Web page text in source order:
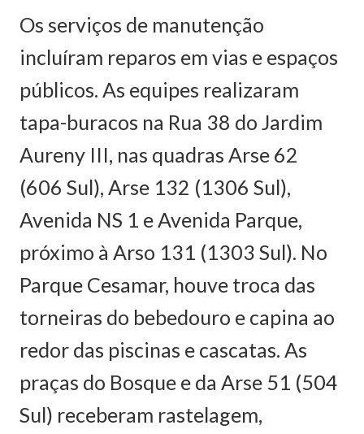
Os serviços de manutenção
incluíram reparos em vias e espaços
públicos. As equipes realizaram
tapa-buracos na Rua 38 do Jardim
Aureny III, nas quadras Arse 62
(606 Sul), Arse 132 (1306 Sul),
Avenida NS 1 e Avenida Parque,
próximo à Arso 131 (1303 Sul). No
Parque Cesamar, houve troca das
torneiras do bebedouro e capina ao
redor das piscinas e cascatas. As
praças do Bosque e da Arse 51 (504
Sul) receberam rastelagem,